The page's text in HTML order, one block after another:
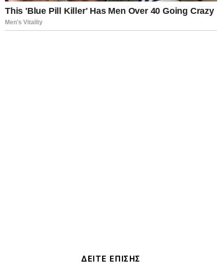
ΔΕΙΤΕ ΕΠΙΣΗΣ